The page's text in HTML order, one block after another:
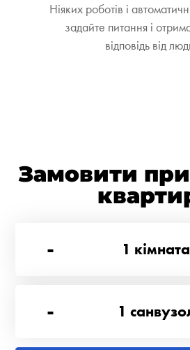
Ніяких роботів і
задайте питання і
відповідь від
Замовити
-
1 кімната
- 1